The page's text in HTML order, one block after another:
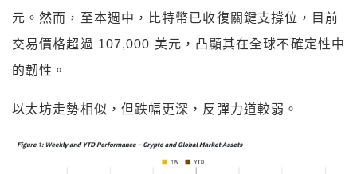
元。然而，至本週中，比特幣已收復關鍵支撐位，目前
交易價格超過 107,000 美元，凸顯其在全球不確定性中
的韌性。
以太坊走勢相似，但跌幅更深，反彈力道較弱。